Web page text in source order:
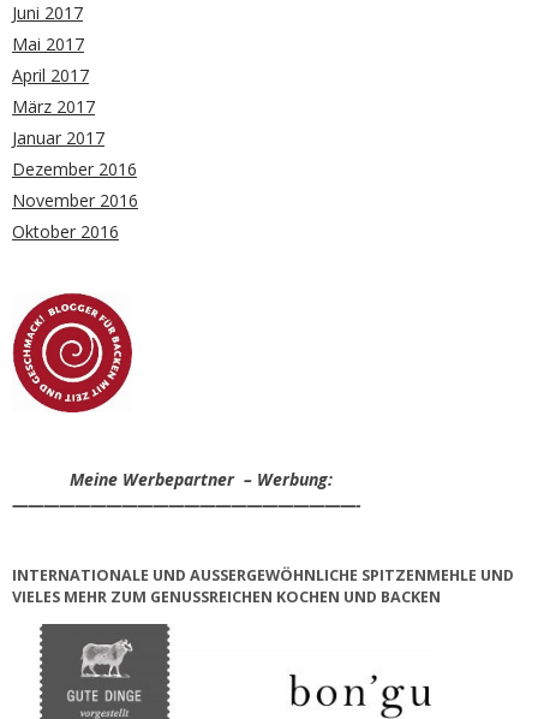
Juni 2017
Mai 2017
April 2017
März 2017
Januar 2017
Dezember 2016
November 2016
Oktober 2016
Meine Werbepartner – Werbung:
——————————————————————-
INTERNATIONALE UND AUSSERGEWÖHNLICHE SPITZENMEHLE UND V
IELES MEHR ZUM GENUSSREICHEN KOCHEN UND BACKEN